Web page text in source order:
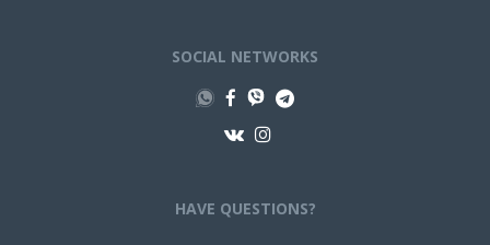
SOCIAL NETWORKS
HAVE QUESTIONS?